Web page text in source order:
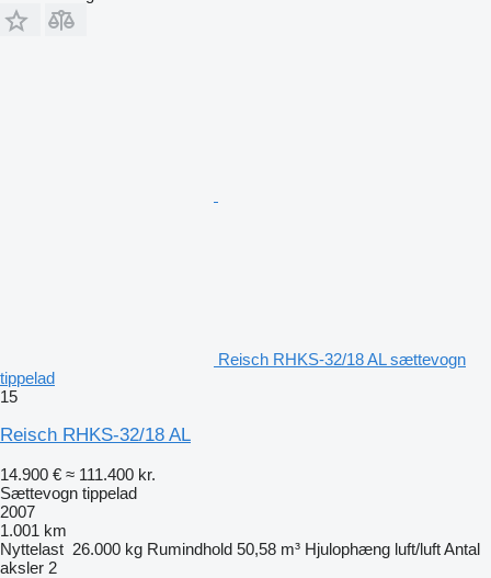
Reisch RHKS-32/18 AL sættevogn
tippelad
15
Reisch RHKS-32/18 AL
14.900 € ≈ 111.400 kr.
Sættevogn tippelad
2007
1.001 km
Nyttelast 26.000 kg Rumindhold 50,58 m³ Hjulophæng luft/luftAntal
aksler 2